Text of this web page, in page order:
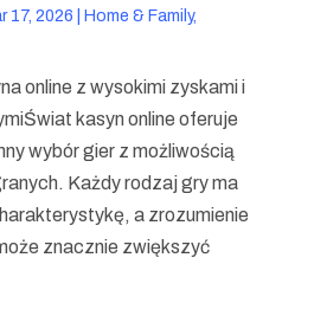
17, 2026
Home & Family,
online z wysokimi zyskami i
kasyn online oferuje
wybór gier z możliwością
Każdy rodzaj gry ma
a zrozumienie
znacznie zwiększyć